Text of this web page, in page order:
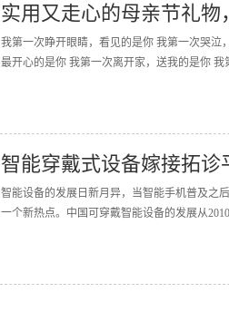
实用又走心的母亲节礼
我第一次睁开眼睛，看见的是你 我第一次哭泣
最开心的是你 我第一次离开家，送我的是你
智能穿戴式设备嫁接拓
智能设备的发展日新月异，当智能手机普及之
一个新热点。中国可穿戴智能设备的发展从